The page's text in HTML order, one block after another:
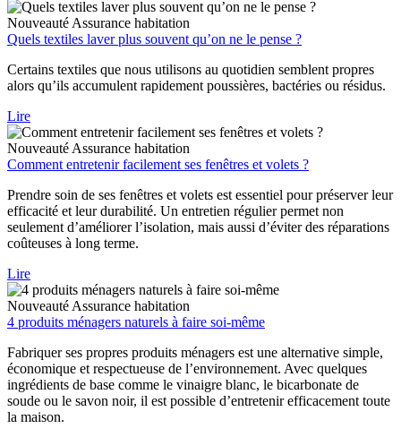
Nouveauté Assurance habitation
Quels textiles laver plus souvent qu’on ne le pense ?
Certains textiles que nous utilisons au quotidien semblent propres
alors qu’ils accumulent rapidement poussières, bactéries ou résidus.
Lire
Nouveauté Assurance habitation
Comment entretenir facilement ses fenêtres et volets ?
Prendre soin de ses fenêtres et volets est essentiel pour préserver leur
efficacité et leur durabilité. Un entretien régulier permet non
seulement d’améliorer l’isolation, mais aussi d’éviter des réparations
coûteuses à long terme.
Lire
Nouveauté Assurance habitation
4 produits ménagers naturels à faire soi-même
Fabriquer ses propres produits ménagers est une alternative simple,
économique et respectueuse de l’environnement. Avec quelques
ingrédients de base comme le vinaigre blanc, le bicarbonate de
soude ou le savon noir, il est possible d’entretenir efficacement toute
la maison.